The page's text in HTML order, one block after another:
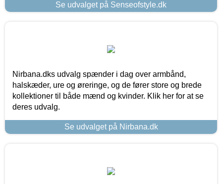
Se udvalget på Senseofstyle.dk
Nirbana.dks udvalg spænder i dag over armbånd,
halskæder, ure og øreringe, og de fører store og brede
kollektioner til både mænd og kvinder. Klik her for at se
deres udvalg.
Se udvalget på Nirbana.dk